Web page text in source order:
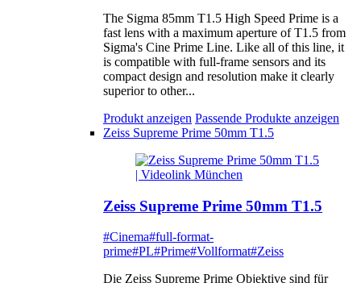
The Sigma 85mm T1.5 High Speed Prime is a
fast lens with a maximum aperture of T1.5 from
Sigma's Cine Prime Line. Like all of this line, it
is compatible with full-frame sensors and its
compact design and resolution make it clearly
superior to other...
Produkt anzeigen Passende Produkte anzeigen
Zeiss Supreme Prime 50mm T1.5
Zeiss Supreme Prime 50mm T1.5
#Cinema#full-format-
prime#PL#Prime#Vollformat#Zeiss
Die Zeiss Supreme Prime Objektive sind für